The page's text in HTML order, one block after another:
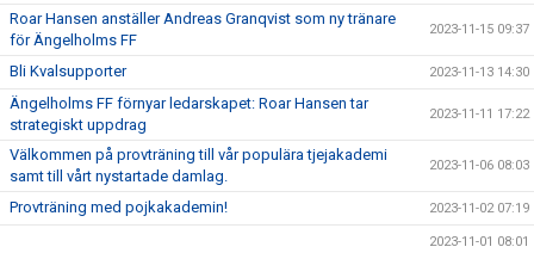
Roar Hansen anställer Andreas Granqvist som ny tränare
för Ängelholms FF
2023-11-15 09:37
Bli Kvalsupporter 2023-11-13 14:30
Ängelholms FF förnyar ledarskapet: Roar Hansen tar
strategiskt uppdrag
2023-11-11 17:22
Välkommen på provträning till vår populära tjejakademi
samt till vårt nystartade damlag.
2023-11-06 08:03
Provträning med pojkakademin! 2023-11-02 07:19
2023-11-01 08:01